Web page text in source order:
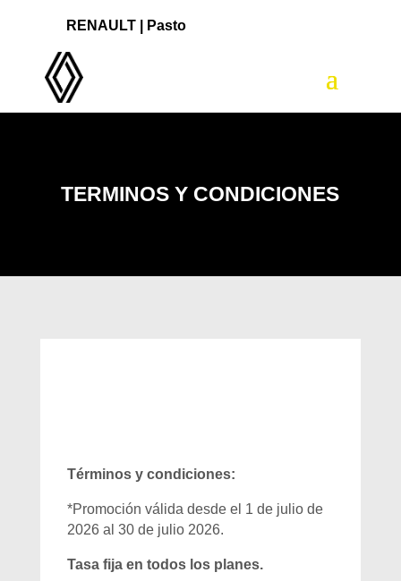
RENAULT | Pasto
TERMINOS Y CONDICIONES
Términos y condiciones:
*Promoción válida desde el 1 de julio de
2026 al 30 de julio 2026.
Tasa fija en todos los planes.